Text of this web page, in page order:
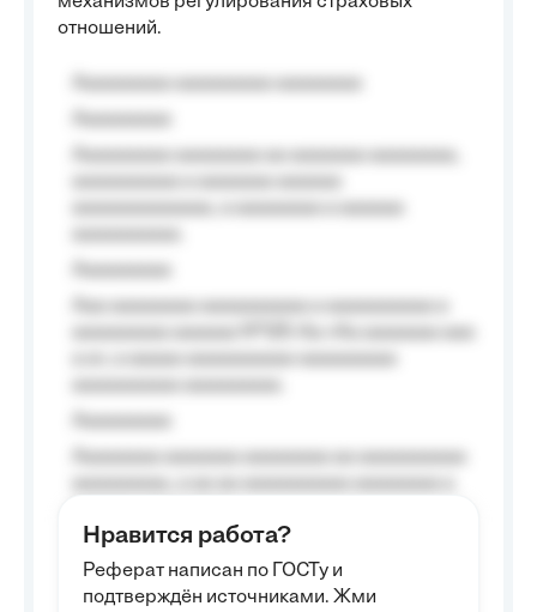
отношений.
Aaaaaaaaa
Aaaaaaaaaa aa aaa aaaaaaaaa, a aaa
Нравится работа?
Реферат написан по ГОСТу и
подтверждён источниками. Жми